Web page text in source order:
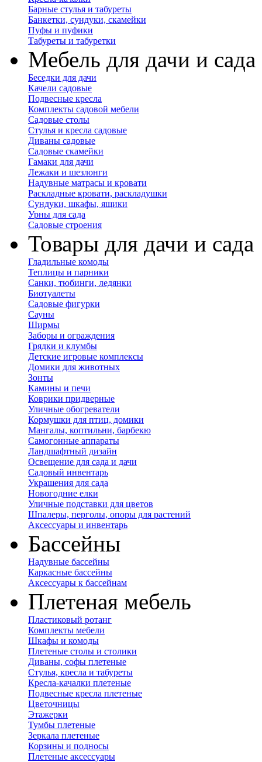
Барные стулья и табуреты
Банкетки, сундуки, скамейки
Пуфы и пуфики
Табуреты и табуретки
Мебель для дачи и сада
Беседки для дачи
Качели садовые
Подвесные кресла
Комплекты садовой мебели
Садовые столы
Стулья и кресла садовые
Диваны садовые
Садовые скамейки
Гамаки для дачи
Лежаки и шезлонги
Надувные матрасы и кровати
Раскладные кровати, раскладушки
Сундуки, шкафы, ящики
Урны для сада
Садовые строения
Товары для дачи и сада
Гладильные комоды
Теплицы и парники
Санки, тюбинги, ледянки
Биотуалеты
Садовые фигурки
Сауны
Ширмы
Заборы и ограждения
Грядки и клумбы
Детские игровые комплексы
Домики для животных
Зонты
Камины и печи
Коврики придверные
Уличные обогреватели
Кормушки для птиц, домики
Мангалы, коптильни, барбекю
Самогонные аппараты
Ландшафтный дизайн
Освещение для сада и дачи
Садовый инвентарь
Украшения для сада
Новогодние елки
Уличные подставки для цветов
Шпалеры, перголы, опоры для растений
Аксессуары и инвентарь
Бассейны
Надувные бассейны
Каркасные бассейны
Аксессуары к бассейнам
Плетеная мебель
Пластиковый ротанг
Комплекты мебели
Шкафы и комоды
Плетеные столы и столики
Диваны, софы плетеные
Стулья, кресла и табуреты
Кресла-качалки плетеные
Подвесные кресла плетеные
Цветочницы
Этажерки
Тумбы плетеные
Зеркала плетеные
Корзины и подносы
Плетеные аксессуары